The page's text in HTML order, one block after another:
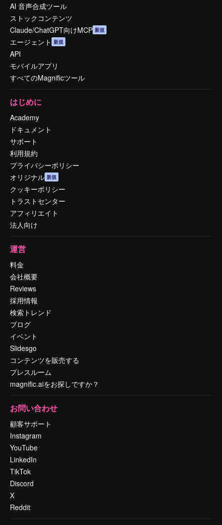
AI 音声合成ツール
ストックコンテンツ
Claude/ChatGPT向けMCP 新規
エージェント 新規
API
モバイルアプリ
すべてのMagnificツール
はじめに
Academy
ドキュメント
サポート
利用規約
プライバシーポリシー
オリジナル 新規
クッキーポリシー
トラストセンター
アフィリエイト
法人向け
運営
料金
会社概要
Reviews
採用情報
検索トレンド
ブログ
イベント
Slidesgo
コンテンツを販売する
プレスルーム
magnific.aiをお探しですか？
お問い合わせ
顧客サポート
Instagram
YouTube
LinkedIn
TikTok
Discord
X
Reddit